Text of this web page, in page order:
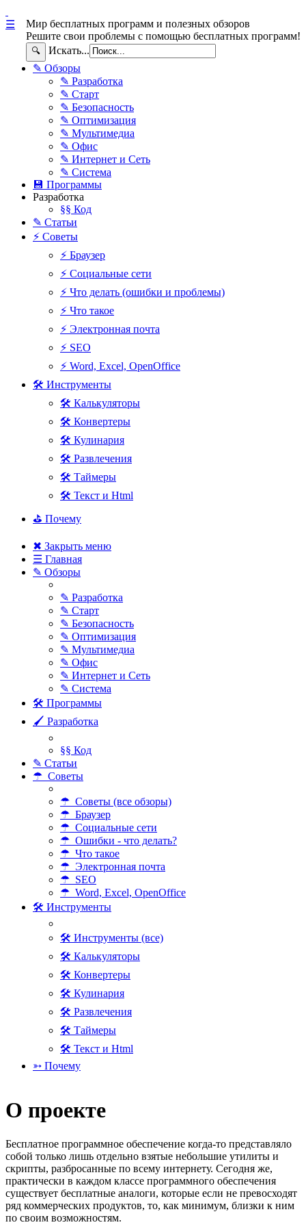
Мир бесплатных программ и полезных обзоров
Решите свои проблемы с помощью бесплатных программ!
🔍 Искать...
☰
✎ Обзоры
✎ Разработка
✎ Старт
✎ Безопасность
✎ Оптимизация
✎ Мультимедиа
✎ Офис
✎ Интернет и Сеть
✎ Система
💾 Программы
Разработка
§§ Код
✎ Статьи
⚡ Советы
⚡ Браузер
⚡ Социальные сети
⚡ Что делать (ошибки и проблемы)
⚡ Что такое
⚡ Электронная почта
⚡ SEO
⚡ Word, Excel, OpenOffice
🛠 Инструменты
🛠 Калькуляторы
🛠 Конвертеры
🛠 Кулинария
🛠 Развлечения
🛠 Таймеры
🛠 Текст и Html
⛳ Почему
✖ Закрыть меню
☰ Главная
✎ Обзоры
✎ Разработка
✎ Старт
✎ Безопасность
✎ Оптимизация
✎ Мультимедиа
✎ Офис
✎ Интернет и Сеть
✎ Система
🛠 Программы
🖌 Разработка
§§ Код
✎ Статьи
☂ Советы
☂ Советы (все обзоры)
☂ Браузер
☂ Социальные сети
☂ Ошибки - что делать?
☂ Что такое
☂ Электронная почта
☂ SEO
☂ Word, Excel, OpenOffice
🛠 Инструменты
🛠 Инструменты (все)
🛠 Калькуляторы
🛠 Конвертеры
🛠 Кулинария
🛠 Развлечения
🛠 Таймеры
🛠 Текст и Html
➳ Почему
О проекте
Бесплатное программное обеспечение когда-то представляло
собой только лишь отдельно взятые небольшие утилиты и
скрипты, разбросанные по всему интернету. Сегодня же,
практически в каждом классе программного обеспечения
существует бесплатные аналоги, которые если не превосходят
ряд коммерческих продуктов, то, как минимум, близки к ним
по своим возможностям.